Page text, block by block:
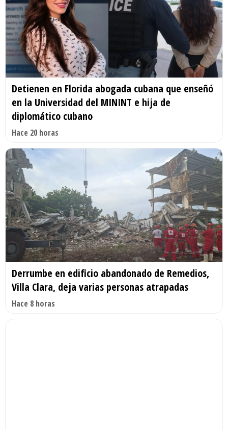
Detienen en Florida abogada cubana que enseñó
en la Universidad del MININT e hija de
diplomático cubano
Hace 20 horas
Derrumbe en edificio abandonado de Remedios,
Villa Clara, deja varias personas atrapadas
Hace 8 horas